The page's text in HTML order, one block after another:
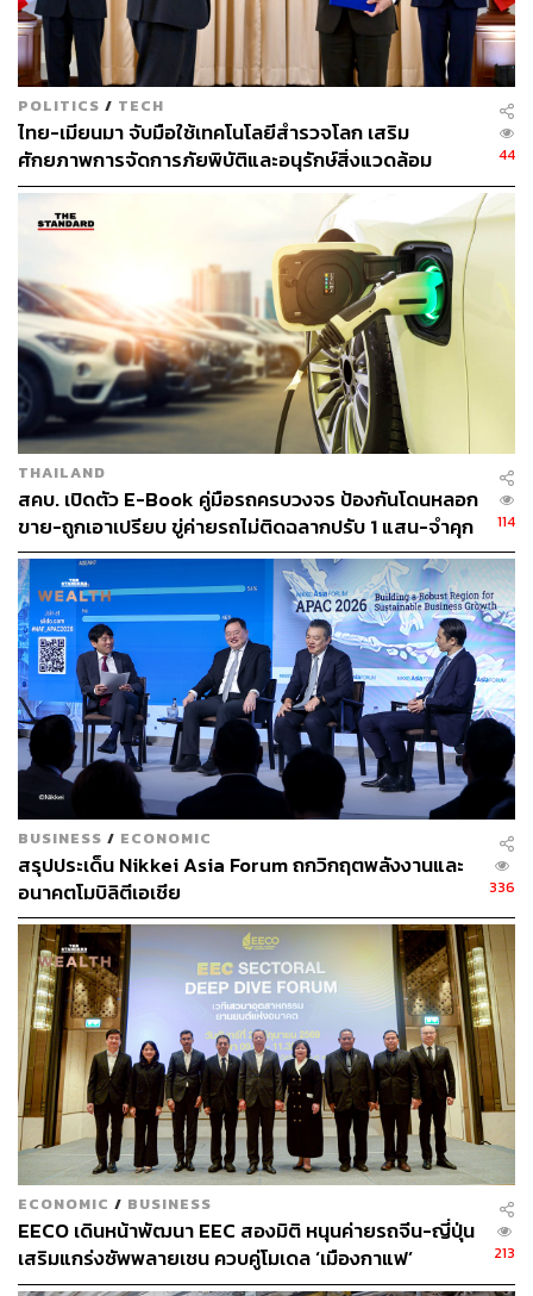
ในปีนั้นได้มีการเริ่ม ‘ปลูกป่า’ ทั้งหมด 100,000 ต้น โดยอาสา
สมัคร 10,000 คน ใน 1 วัน และได้ร่วมมือกับผู้แทนจำหน่ายฯ
บริษัทผู้ผลิตชิ้นส่วน และหน่วยงานต่างๆ ในการปลูกป่านิเวศ
ทั่วประเทศไปแล้วทั้งสิ้น 1,350,000 ต้น
ตลอดจนกิจกรรมปลูกป่าชายเลน ณ ศูนย์ศึกษาธรรมชาติ
กองทัพบก (บางปู) จังหวัดสมุทรปราการ ที่ได้เริ่มต้นตั้งแต่ปี
พ.ศ. 2548 ซึ่งจนถึงปัจจุบันได้มีการปลูกป่าชายเลนในพื้นที่ไป
แล้วรวมทั้งสิ้น 642,800 ต้น
ถึงวันนี้โตโยต้าได้ปลูกต้นไม้เป็นจำนวนรวมราว 2 ล้านต้น
ทำให้สามารถดูดซับก๊าซคาร์บอนไดออกไซด์ได้ราว 19,200
ตันคาร์บอนไดออกไซด์เทียบเท่าต่อปี (อ้างอิงจากค่าเฉลี่ยการ
ดูดซับก๊าซคาร์บอนไดออกไซด์ของป่าไม้ยืนต้น ที่ 8 กิโลกรัม
ต่อต้นต่อปี และพันธุ์ไม้ชายเลนยืนต้นโตเต็มที่ อยู่ที่ประมาณ
13 ตันต่อปีต่อไร่ จาก ICLEI: International Council for Local
Environment Initiatives – Local Governments for
Sustainability)
และในโอกาสครบรอบ 60 ปี ในการดำเนินงานใน
ประเทศไทย โตโยต้าได้ประกาศวิสัยทัศน์ใหม่กับการเป็น
‘ผู้นำพาการขับเคลื่อนยุคใหม่ เพื่อเสริมสร้างความสุขของ
ผู้คน และความยั่งยืนของสังคม’
โดยหนึ่งในพันธกิจที่สำคัญคือ การเสริมสร้างความเป็นกลาง
ทางคาร์บอน (Carbon Neutrality) เพื่อตอบสนองต่อนโยบาย
การสร้างสังคมคาร์บอนต่ำ ลดผลกระทบจากภาวะโลกร้อน
การที่จะบรรลุถึงเป้าหมายดังกล่าว โตโยต้าได้มีความ
พยายามเตรียมความพร้อมในหลากหลายแนวทาง (Multi-
Pathway) พร้อมกับความมุ่งมั่นในการลดการปล่อยคาร์บอน
POLITICS / TECH
ไทย-เมียนมา จับมือใช้เทคโนโลยีสำรวจโลก เสริม
ศักยภาพการจัดการภัยพิบัติและอนุรักษ์สิ่งแวดล้อม
44
THAILAND
สคบ. เปิดตัว E-Book คู่มือรถครบวงจร ป้องกันโดนหลอก
ขาย-ถูกเอาเปรียบ ขู่ค่ายรถไม่ติดฉลากปรับ 1 แสน-จำคุก
114
BUSINESS / ECONOMIC
สรุปประเด็น Nikkei Asia Forum ถกวิกฤตพลังงานและ
อนาคตโมบิลิตีเอเชีย
336
ECONOMIC / BUSINESS
EECO เดินหน้าพัฒนา EEC สองมิติ หนุนค่ายรถจีน-ญี่ปุ่น
เสริมแกร่งซัพพลายเชน ควบคู่โมเดล ‘เมืองกาแฟ’
213